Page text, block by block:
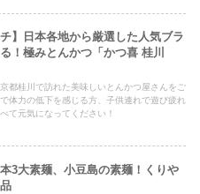
チ】日本各地から厳選した人気ブラ
！極みとんかつ「かつ喜 桂川
都桂川で訪れた美味しいとんかつ屋さんをご
体力の低下を感じる方、子供連れで遊び疲れ
て元気になってください！
本3大素麺、小豆島の素麺！くりや